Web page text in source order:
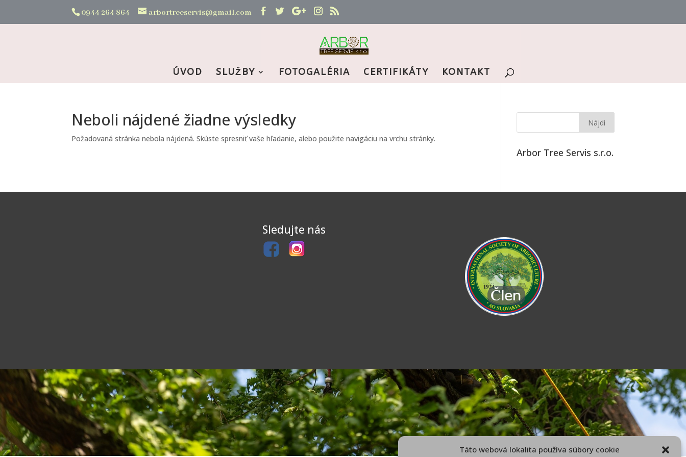
Táto webová lokalita používa súbory cookie
0944 264 864 arbortreeservis@gmail.com
ÚVOD SLUŽBY FOTOGALÉRIA CERTIFIKÁTY KONTAKT
Neboli nájdené žiadne výsledky
Požadovaná stránka nebola nájdená. Skúste spresniť vaše hľadanie, alebo použite navigáciu na vrchu stránky.
Arbor Tree Servis s.r.o.
Sledujte nás